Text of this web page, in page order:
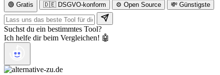
🟢 Gratis 🇩🇪 DSGVO-konform ⚙️ Open Source 💸 Günstigste
Suchst du ein bestimmtes Tool?
Ich helfe dir beim Vergleichen! 🤖